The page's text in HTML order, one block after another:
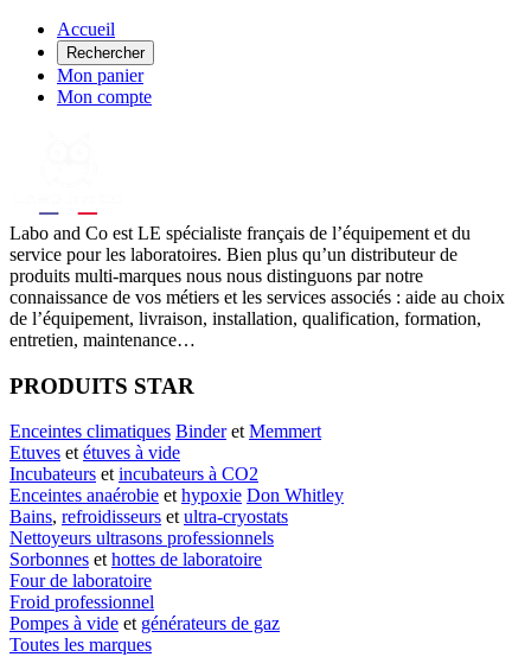
Accueil
Rechercher
Mon panier
Mon compte
Labo and Co est LE spécialiste français de l’équipement et du
service pour les laboratoires. Bien plus qu’un distributeur de
produits multi-marques nous nous distinguons par notre
connaissance de vos métiers et les services associés : aide au choix
de l’équipement, livraison, installation, qualification, formation,
entretien, maintenance…
PRODUITS STAR
Enceintes climatiques Binderet Memmert
Etuves et étuves à vide
Incubateurs et incubateurs à CO2
Enceintes anaérobie et hypoxie Don Whitley
Bains, refroidisseurs et ultra-cryostats
Nettoyeurs ultrasons professionnels
Sorbonnes et hottes de laboratoire
Four de laboratoire
Froid professionnel
Pompes à vide et générateurs de gaz
Toutes les marques